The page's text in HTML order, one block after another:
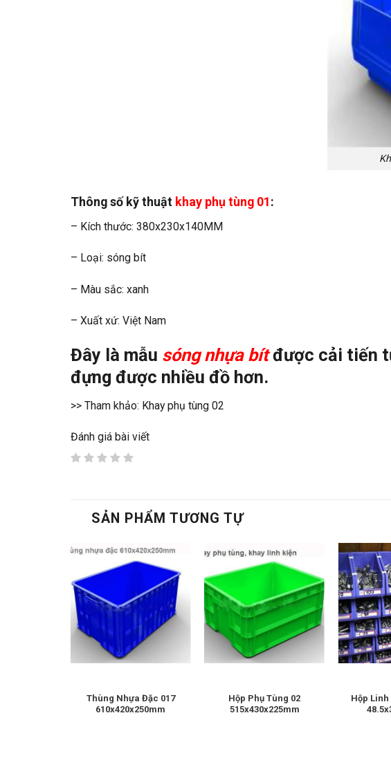
Thông số kỹ thuật khay phụ tùng 01:
– Kích thước: 380x230x140MM
– Loại: sóng bít
– Màu sắc: xanh
– Xuất xứ: Việt Nam
Đây là mẫu sóng nhựa bítđược cải tiến
đựng được nhiều đồ hơn.
>> Tham khảo: Khay phụ tùng 02
Đánh giá bài viết
SẢN PHẨM TƯƠNG TỰ
Thùng Nhựa Đặc 017
610x420x250mm
Hộp Phụ Tùng 02
515x430x225mm
Hộp